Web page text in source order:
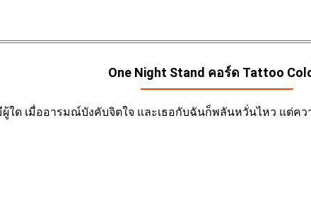
One Night Stand คอร์ด Tattoo
ด เมื่ออารมณ์บังคับจิตใจ และเธอกับฉันก็พลันหวั่นไหว แต่คว